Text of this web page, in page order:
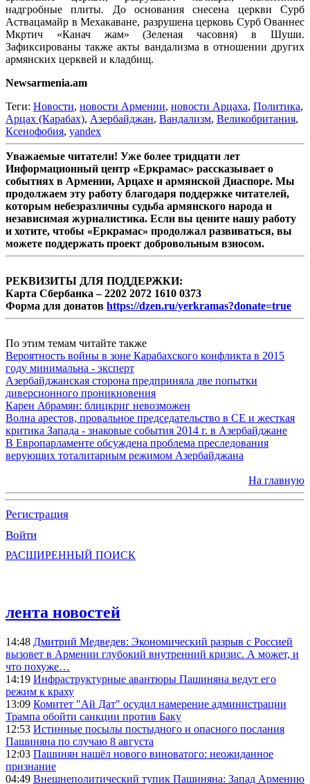
надгробные плиты. До основания снесена церкви Сурб
Аствацамайр в Мехакаване, разрушена церковь Сурб Ованнес
Мкртич «Канач жам» (Зеленая часовня) в Шуши.
Зафиксированы также акты вандализма в отношении других
армянских церквей и кладбищ.
Newsarmenia.am
Теги: Новости, новости Армении, новости Арцаха, Политика,
Арцах (Карабах), Азербайджан, Вандализм, Великобритания,
Ксенофобия, yandex
Уважаемые читатели! Уже более тридцати лет
Информационный центр «Еркрамас» рассказывает о
событиях в Армении, Арцахе и армянской Диаспоре. Мы
продолжаем эту работу благодаря поддержке читателей,
которым небезразличны судьба армянского народа и
независимая журналистика. Если вы цените нашу работу
и хотите, чтобы «Еркрамас» продолжал развиваться, вы
можете поддержать проект добровольным взносом.
РЕКВИЗИТЫ ДЛЯ ПОДДЕРЖКИ:
Карта Сбербанка – 2202 2072 1610 0373
Форма для донатов https://dzen.ru/yerkramas?donate=true
По этим темам читайте также
Вероятность войны в зоне Карабахского конфликта в 2015
году минимальна - эксперт
Азербайджанская сторона предприняла две попытки
диверсионного проникновения
Карен Абрамян: блицкриг невозможен
Волна арестов, провальное председательство в СЕ и жесткая
критика Запада - знаковые события 2014 г. в Азербайджане
В Европарламенте обсуждена проблема преследования
верующих тоталитарным режимом Азербайджана
На главную
Регистрация
Войти
РАСШИРЕННЫЙ ПОИСК
лента новостей
14:48 Дмитрий Медведев: Экономический разрыв с Россией
вызовет в Армении глубокий внутренний кризис. А может, и
что похуже…
14:19 Инфраструктурные авантюры Пашиняна ведут его
режим к краху
13:09 Комитет "Ай Дат" осудил намерение администрации
Трампа обойти санкции против Баку
12:53 Истинные посылы постыдного и опасного послания
Пашиняна по случаю 8 августа
12:03 Пашинян нашёл нового виноватого: неожиданное
признание
04:49 Внешнеполитический тупик Пашиняна: Запад Армению